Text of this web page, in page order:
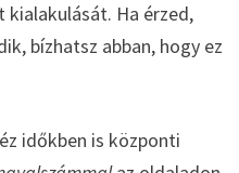
Ha érzed,
bízhatsz abban, hogy ez
időkben is központi